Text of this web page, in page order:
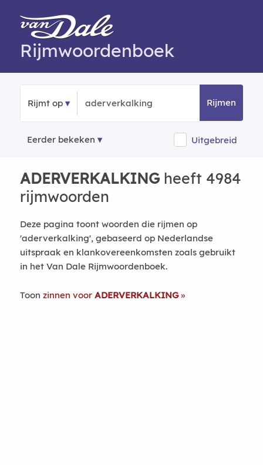
Rijmwoordenboek
Rijmt op Rijmen
Eerder bekeken Uitgebreid
ADERVERKALKINGheeft 4984
rijmwoorden
Deze pagina toont woorden die rijmen op
'aderverkalking', gebaseerd op Nederlandse
uitspraak en klankovereenkomsten zoals gebruikt
in het Van Dale Rijmwoordenboek.
Toon zinnen voor ADERVERKALKING